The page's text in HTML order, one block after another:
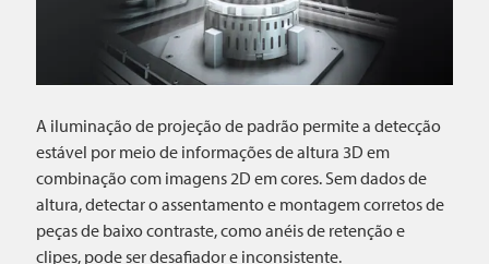
A iluminação de projeção de padrão permite a detecção
estável por meio de informações de altura 3D em
combinação com imagens 2D em cores. Sem dados de
altura, detectar o assentamento e montagem corretos de
peças de baixo contraste, como anéis de retenção e
clipes, pode ser desafiador e inconsistente.